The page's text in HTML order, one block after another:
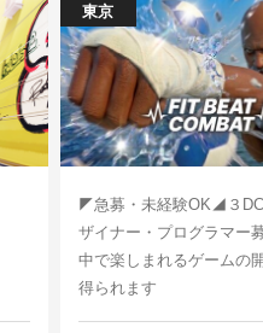
東京
◤急募・未経験OK◢３
ザイナー・プログラマー
中で楽しまれるゲームの
得られます